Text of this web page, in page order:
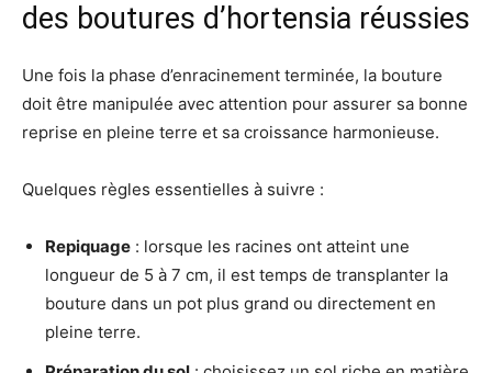
des boutures d’hortensia réussies
Une fois la phase d’enracinement terminée, la bouture
doit être manipulée avec attention pour assurer sa bonne
reprise en pleine terre et sa croissance harmonieuse.
Quelques règles essentielles à suivre :
Repiquage : lorsque les racines ont atteint une
longueur de 5 à 7 cm, il est temps de transplanter la
bouture dans un pot plus grand ou directement en
pleine terre.